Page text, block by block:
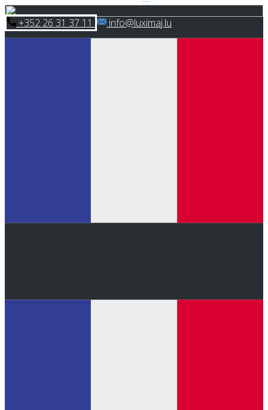
Skip
to
content
​+352 26 31 37 11 ​info@luximaj.lu